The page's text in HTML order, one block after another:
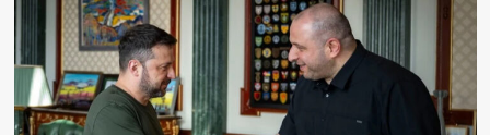
СТО
Харьков:
обзор
возможностей
Arven
Auto